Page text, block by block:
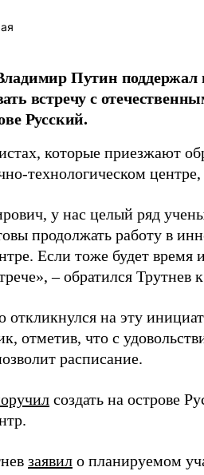
Путин
встречу с
Русский.
которые приезжают
технологическом центре,
у нас целый ряд
продолжать работу в
Если тоже будет время
– обратился Трутнев к
откликнулся на эту
отметив, что с
расписание.
создать на острове
заявил о планируемом